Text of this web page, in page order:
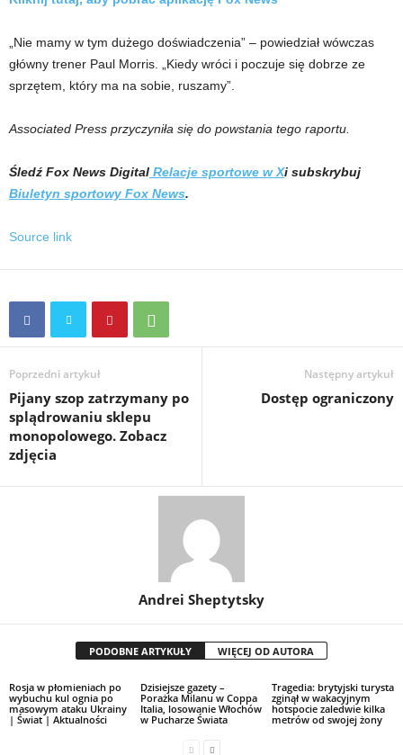
„Nie mamy w tym dużego doświadczenia” – powiedział wówczas
główny trener Paul Morris. „Kiedy wróci i poczuje się dobrze ze
sprzętem, który ma na sobie, ruszamy”.
Associated Press przyczyniła się do powstania tego raportu.
Śledź Fox News Digital Relacje sportowe w Xi subskrybuj
Biuletyn sportowy Fox News.
Source link
Poprzedni artykuł
Pijany szop zatrzymany po
splądrowaniu sklepu
monopolowego. Zobacz
zdjęcia
Następny artykuł
Dostęp ograniczony
Andrei Sheptytsky
PODOBNE ARTYKUŁY WIĘCEJ OD AUTORA
Rosja w płomieniach po
wybuchu kul ognia po
masowym ataku Ukrainy
| Świat | Aktualności
Dzisiejsze gazety –
Porażka Milanu w Coppa
Italia, losowanie Włochów
w Pucharze Świata
Tragedia: brytyjski turysta
zginął w wakacyjnym
hotspocie zaledwie kilka
metrów od swojej żony